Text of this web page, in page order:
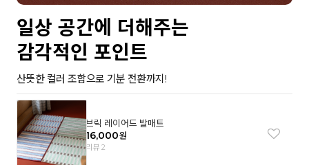
일상 공간에 더해주는
감각적인 포인트
산뜻한 컬러 조합으로 기분 전환까지!
브릭 레이어드 발매트
16,000원
리뷰 2